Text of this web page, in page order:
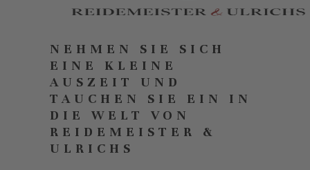
NEHMEN SIE SICH
EINE KLEINE
AUSZEIT UND
TAUCHEN SIE EIN IN
DIE WELT VON
REIDEMEISTER &
ULRICHS